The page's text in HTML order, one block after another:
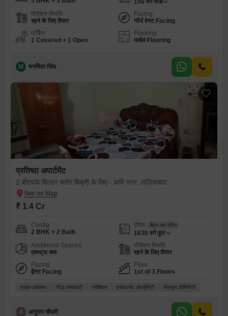
150 वर्ग यार्ड
पॉसेशन स्थिति
रहने के लिए तैयार
Facing
नॉर्थ वेस्ट Facing
पार्किंग
1 Covered + 1 Open
Flooring
मार्बल Flooring
M मनमिंदर सिंघ
प्रतिष्ठा अपार्टमेंट
2 बीएचके बिल्डर फ्लोर बिक्री के लिए - कवि नगर, ग़ाज़ियाबाद
₹ 1.4 Cr
Config
2 BHK + 2 Bath
एरिया बिल्ट-अप एरिया
1630 वर्ग फुट
Additional Spaces
एक्स्ट्रा रूम
पॉसेशन स्थिति
रहने के लिए तैयार
Facing
ईस्ट Facing
Floor
1st of 3 Floors
प्राइम लोकेशन गेटेड सोसायटी स्पेशियस इन्वेस्टमेंट ऑपर्चूनिटी पीसफुल विसिनिटी
A अनुराग चौधरी